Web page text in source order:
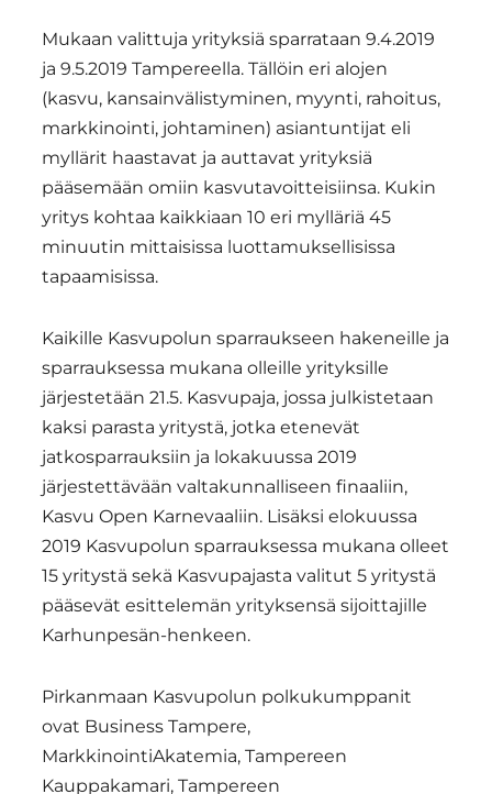
Mukaan valittuja yrityksiä sparrataan 9.4.2019
ja 9.5.2019 Tampereella. Tällöin eri alojen
(kasvu, kansainvälistyminen, myynti, rahoitus,
markkinointi, johtaminen) asiantuntijat eli
myllärit haastavat ja auttavat yrityksiä
pääsemään omiin kasvutavoitteisiinsa. Kukin
yritys kohtaa kaikkiaan 10 eri mylläriä 45
minuutin mittaisissa luottamuksellisissa
tapaamisissa.
Kaikille Kasvupolun sparraukseen hakeneille ja
sparrauksessa mukana olleille yrityksille
järjestetään 21.5. Kasvupaja, jossa julkistetaan
kaksi parasta yritystä, jotka etenevät
jatkosparrauksiin ja lokakuussa 2019
järjestettävään valtakunnalliseen finaaliin,
Kasvu Open Karnevaaliin. Lisäksi elokuussa
2019 Kasvupolun sparrauksessa mukana olleet
15 yritystä sekä Kasvupajasta valitut 5 yritystä
pääsevät esittelemän yrityksensä sijoittajille
Karhunpesän-henkeen.
Pirkanmaan Kasvupolun polkukumppanit
ovat Business Tampere,
MarkkinointiAkatemia, Tampereen
Kauppakamari, Tampereen